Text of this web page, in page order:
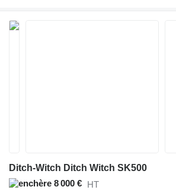
Ditch-Witch Ditch Witch SK500
8 000 € HT